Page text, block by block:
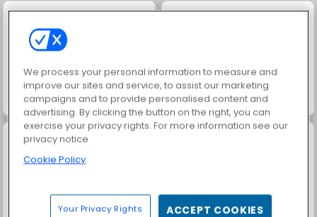
Masha and the Bear: Meadows Scala 40
We process your personal information to measure and
improve our sites and service, to assist our marketing
campaigns and to provide personalised content and
advertising. By clicking the button on the right, you can
exercise your privacy rights. For more information see our
privacy notice
Cookie Policy
Your Privacy Rights ACCEPT COOKIES